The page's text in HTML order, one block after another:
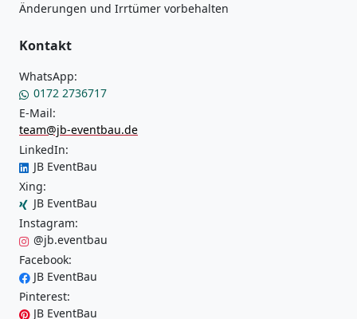
Änderungen und Irrtümer vorbehalten
Kontakt
WhatsApp:
0172 2736717
E-Mail:
team@jb-eventbau.de
LinkedIn:
JB EventBau
Xing:
JB EventBau
Instagram:
@jb.eventbau
Facebook:
JB EventBau
Pinterest:
JB EventBau